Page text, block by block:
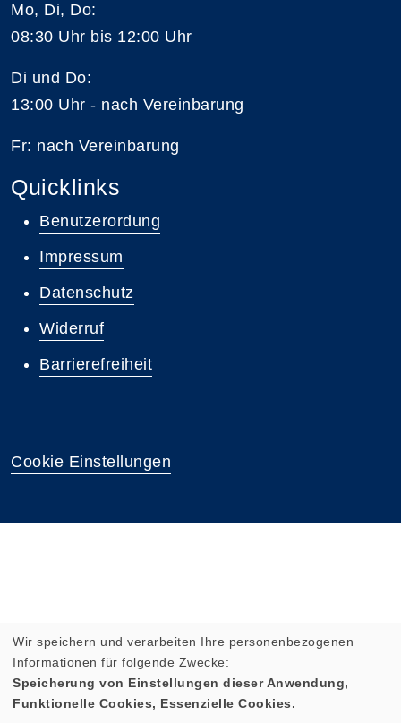
Mo, Di, Do:
08:30 Uhr bis 12:00 Uhr
Di und Do:
13:00 Uhr - nach Vereinbarung
Fr: nach Vereinbarung
Quicklinks
Benutzerordung
Impressum
Datenschutz
Widerruf
Barrierefreiheit
Cookie Einstellungen
Wir speichern und verarbeiten Ihre personenbezogenen
Informationen für folgende Zwecke:
Speicherung von Einstellungen dieser Anwendung,
Funktionelle Cookies, Essenzielle Cookies.